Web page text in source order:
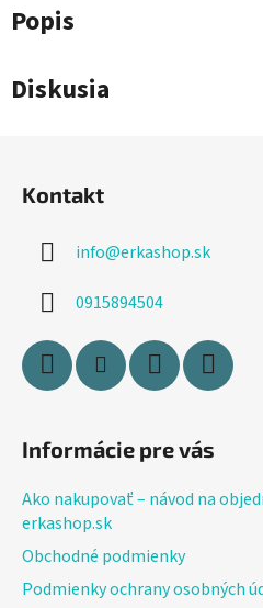
Popis
Diskusia
Kontakt
info@erkashop.sk
0915894504
Informácie pre vás
Ako nakupovať – návod na
erkashop.sk
Obchodné podmienky
Podmienky ochrany osobných